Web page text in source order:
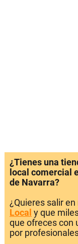
¿Tienes una
local comercial
de Navarra?
¿Quieres salir
Local y que
que ofreces con
por